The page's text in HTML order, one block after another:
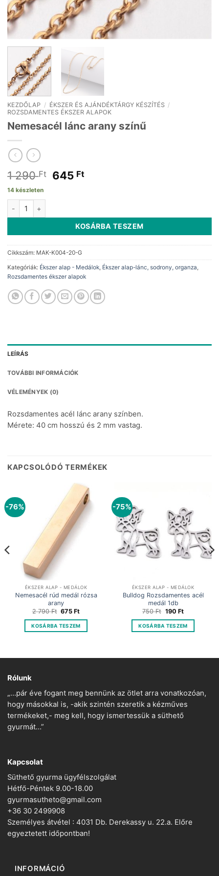
KEZDŐLAP / ÉKSZER ÉS AJÁNDÉKTÁRGY KÉSZÍTÉS /
ROZSDAMENTES ÉKSZER ALAPOK
Nemesacél lánc arany színű
1 290Ft
Original
290 Ft.
645 FtCurrent
14 készleten
KOSÁRBA TESZEM
Cikkszám: MAK-K004-20-G
Kategóriák: Ékszer alap - Medálok Ékszer alap-lánc, sodrony, organza
Rozsdamentes ékszer alapok
LEÍRÁS
TOVÁBBI INFORMÁCIÓK
VÉLEMÉNYEK (0)
Rozsdamentes acél lánc arany színben.
Mérete: 40 cm hosszú és 2 mm vastag.
KAPCSOLÓDÓ TERMÉKEK
-76%
ÉKSZER ALAP - MEDÁLOK
Nemesacél rúd medál rózsa
arany
2 790Ft Original
was:
2
790 Ft.
675FtCurrent
is:
675 Ft.
KOSÁRBA TESZEM
-75%
ÉKSZER ALAP - MEDÁLOK
Bulldog Rozsdamentes acél
medál 1db
750Ft Original
was:
750 Ft.
190 FtCurrent
is:
190 Ft.
KOSÁRBA TESZEM
Rólunk
„…pár éve fogant meg bennünk az ötlet arra vonatkozóan,
hogy másokkal is, -akik szintén szeretik a kézműves
termékeket,- meg kell, hogy ismertessük a süthető
gyurmát…”
Kapcsolat
Süthető gyurma ügyfélszolgálat
Hétfő-Péntek 9.00-18.00
gyurmasutheto@gmail.com
+36 30 2499908
Személyes átvétel : 4031 Db. Derekassy u. 22.a. Előre
egyeztetett időpontban!
INFORMÁCIÓ